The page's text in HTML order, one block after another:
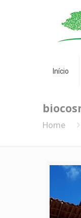
Início
Home